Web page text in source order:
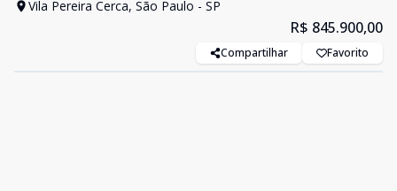
Vila Pereira Cerca, São Paulo - SP
R$ 845.900,00
Compartilhar Favorito